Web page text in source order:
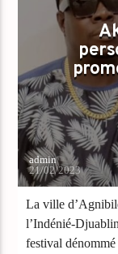
admin
21/02/2023
La ville
l’Indénié-
festival